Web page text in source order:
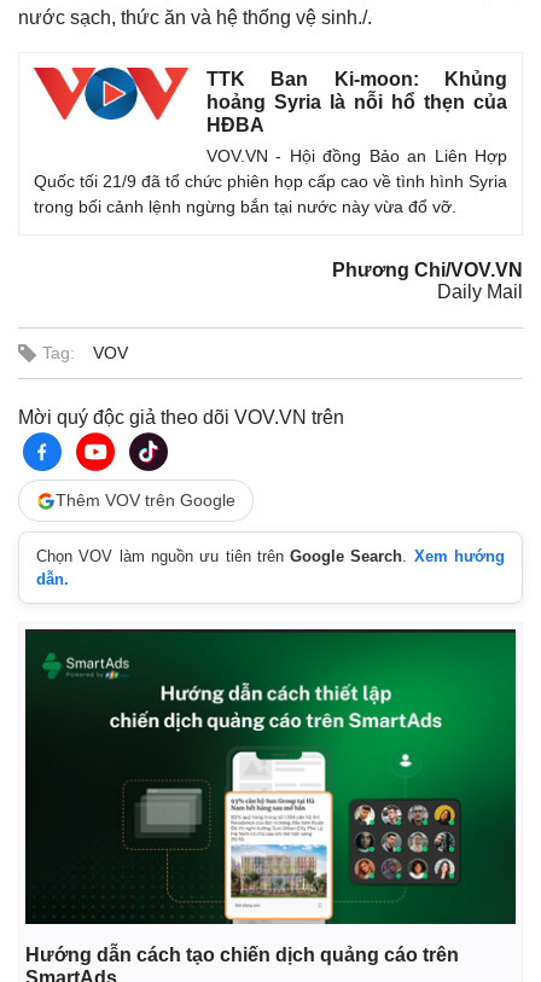
Bất động sản
Khởi nghiệp
Tiêu dùng
Chứng khoán
nước sạch, thức ăn và hệ thống vệ sinh./.
TTK Ban Ki-moon: Khủng
hoảng Syria là nỗi hổ thẹn của
HĐBA
VOV.VN - Hội đồng Bảo an Liên Hợp
Quốc tối 21/9 đã tổ chức phiên họp cấp cao về tình hình Syria
trong bối cảnh lệnh ngừng bắn tại nước này vừa đổ vỡ.
Phương Chi/VOV.VN
Daily Mail
Tag: VOV
Mời quý độc giả theo dõi VOV.VN trên
Thêm VOV trên Google
Chọn VOV làm nguồn ưu tiên trênGoogle Search. Xem hướng
dẫn.
Hướng dẫn cách tạo chiến dịch quảng cáo trên
SmartAds